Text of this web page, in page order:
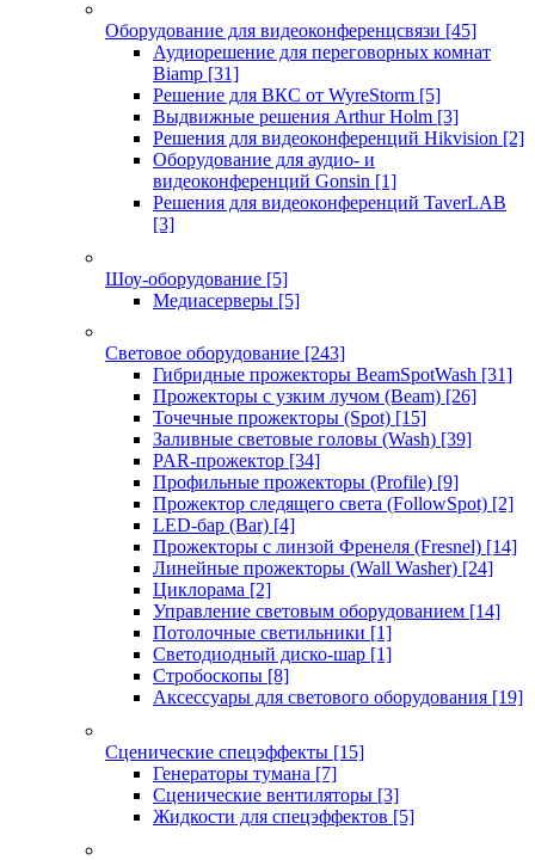
Оборудование для видеоконференцсвязи [45]
Аудиорешение для переговорных комнат
Biamp [31]
Решение для ВКС от WyreStorm [5]
Выдвижные решения Arthur Holm [3]
Решения для видеоконференций Hikvision [2]
Оборудование для аудио- и
видеоконференций Gonsin [1]
Решения для видеоконференций TaverLAB
[3]
Шоу-оборудование [5]
Медиасерверы [5]
Световое оборудование [243]
Гибридные прожекторы BeamSpotWash [31]
Прожекторы с узким лучом (Beam) [26]
Точечные прожекторы (Spot) [15]
Заливные световые головы (Wash) [39]
PAR-прожектор [34]
Профильные прожекторы (Profile) [9]
Прожектор следящего света (FollowSpot) [2]
LED-бар (Bar) [4]
Прожекторы с линзой Френеля (Fresnel) [14]
Линейные прожекторы (Wall Washer) [24]
Циклорама [2]
Управление световым оборудованием [14]
Потолочные светильники [1]
Светодиодный диско-шар [1]
Стробоскопы [8]
Аксессуары для светового оборудования [19]
Сценические спецэффекты [15]
Генераторы тумана [7]
Сценические вентиляторы [3]
Жидкости для спецэффектов [5]